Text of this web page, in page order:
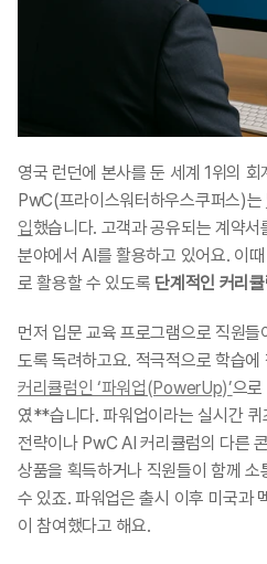
영국 런던에 본사를 둔 세계 1위의
PwC(프라이스워터하우스쿠퍼스)는
입했습니다. 고객과 공유되는 계약
분야에서 AI를 활용하고 있어요. 이
로 활용할 수 있도록 단계적인 커리
먼저 입문 교육 프로그램으로 직원
도록 독려하고요. 적극적으로 학습에
커리큘럼인 ‘파워업(PowerUp)’으로
였**습니다. 파워업이라는 실시간
전략이나 PwC AI 커리큘럼의 다른
상품을 획득하거나 직원들이 함께
수 있죠. 파워업은 출시 이후 미국과
이 참여했다고 해요.